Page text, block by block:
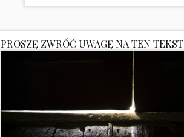
PROSZĘ ZWRÓĆ UWAGĘ NA TEN TEKST